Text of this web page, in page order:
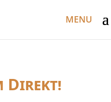
Direkt!